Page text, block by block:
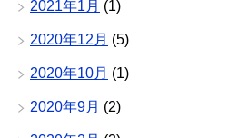
2021年1月 (1)
2020年12月 (5)
2020年10月 (1)
2020年9月 (2)